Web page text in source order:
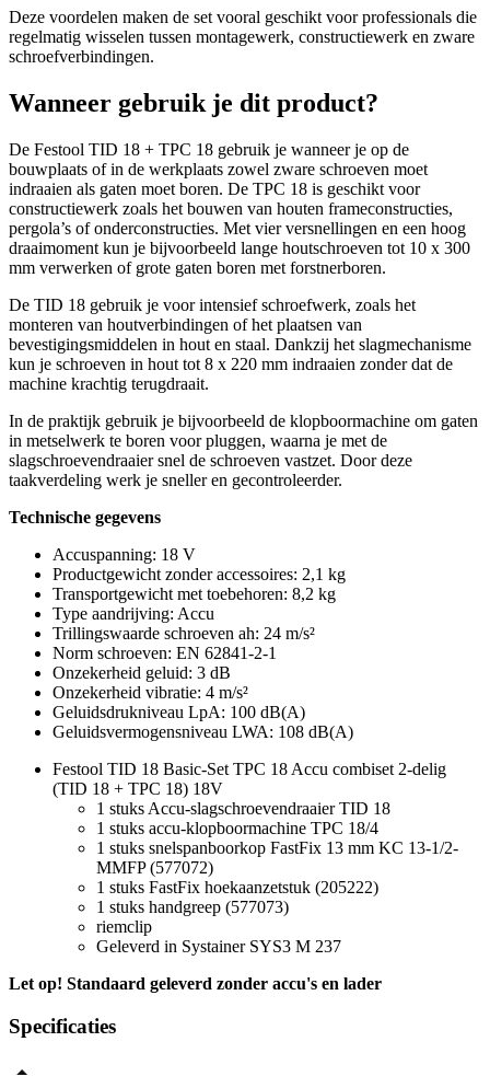
Deze voordelen maken de set vooral geschikt voor professionals die
regelmatig wisselen tussen montagewerk, constructiewerk en zware
schroefverbindingen.
Wanneer gebruik je dit product?
De Festool TID 18 + TPC 18 gebruik je wanneer je op de
bouwplaats of in de werkplaats zowel zware schroeven moet
indraaien als gaten moet boren. De TPC 18 is geschikt voor
constructiewerk zoals het bouwen van houten frameconstructies,
pergola’s of onderconstructies. Met vier versnellingen en een hoog
draaimoment kun je bijvoorbeeld lange houtschroeven tot 10 x 300
mm verwerken of grote gaten boren met forstnerboren.
De TID 18 gebruik je voor intensief schroefwerk, zoals het
monteren van houtverbindingen of het plaatsen van
bevestigingsmiddelen in hout en staal. Dankzij het slagmechanisme
kun je schroeven in hout tot 8 x 220 mm indraaien zonder dat de
machine krachtig terugdraait.
In de praktijk gebruik je bijvoorbeeld de klopboormachine om gaten
in metselwerk te boren voor pluggen, waarna je met de
slagschroevendraaier snel de schroeven vastzet. Door deze
taakverdeling werk je sneller en gecontroleerder.
Technische gegevens
Accuspanning: 18 V
Productgewicht zonder accessoires: 2,1 kg
Transportgewicht met toebehoren: 8,2 kg
Type aandrijving: Accu
Trillingswaarde schroeven ah: 24 m/s²
Norm schroeven: EN 62841-2-1
Onzekerheid geluid: 3 dB
Onzekerheid vibratie: 4 m/s²
Geluidsdrukniveau LpA: 100 dB(A)
Geluidsvermogensniveau LWA: 108 dB(A)
Festool TID 18 Basic-Set TPC 18 Accu combiset 2-delig
(TID 18 + TPC 18) 18V
1 stuks Accu-slagschroevendraaier TID 18
1 stuks accu-klopboormachine TPC 18/4
1 stuks snelspanboorkop FastFix 13 mm KC 13-1/2-
MMFP (577072)
1 stuks FastFix hoekaanzetstuk (205222)
1 stuks handgreep (577073)
riemclip
Geleverd in Systainer SYS3 M 237
Let op! Standaard geleverd zonder accu's en lader
Specificaties